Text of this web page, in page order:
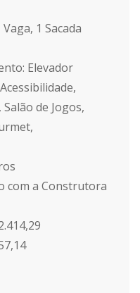
1 Sacada
Elevador
de Jogos,
com a Construtora